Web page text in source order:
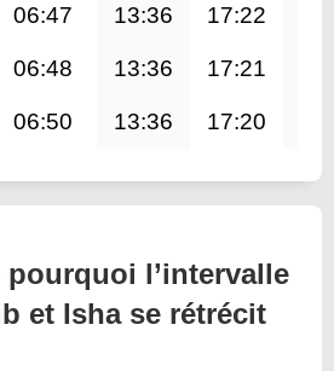
06:47 13:36 17:22
06:48 13:36 17:21
06:50 13:36 17:20
pourquoi l’intervalle
et Isha se rétrécit